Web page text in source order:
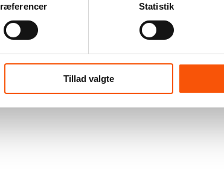
Statistik
Tillad valgte